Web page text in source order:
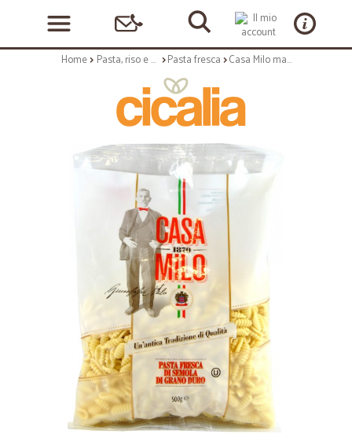
Home Pasta, riso e cerali Pasta fresca Casa Milo malloreddus pasta fresca gr.500